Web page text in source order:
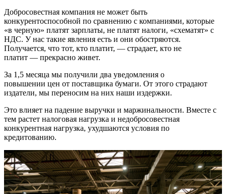
Добросовестная компания не может быть
конкурентоспособной по сравнению с компаниями, которые
«в черную» платят зарплаты, не платят налоги, «схематят» с
НДС. У нас такие явления есть и они обостряются.
Получается, что тот, кто платит, — страдает, кто не
платит — прекрасно живет.
За 1,5 месяца мы получили два уведомления о
повышении цен от поставщика бумаги. От этого страдают
издатели, мы переносим на них наши издержки.
Это влияет на падение выручки и маржинальности. Вместе с
тем растет налоговая нагрузка и недобросовестная
конкурентная нагрузка, ухудшаются условия по
кредитованию.